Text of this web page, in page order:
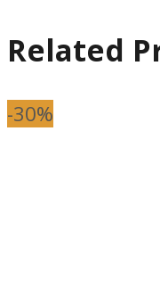
Related
-30%